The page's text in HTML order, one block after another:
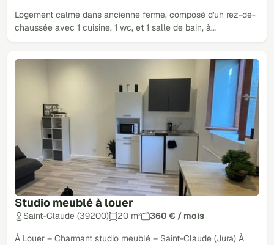
Logement calme dans ancienne ferme, composé d'un rez-de-
chaussée avec 1 cuisine, 1 wc, et 1 salle de bain, à…
Studio meublé à louer
Saint-Claude (39200) 20 m² 360 € / mois
À Louer – Charmant studio meublé – Saint-Claude (Jura) À